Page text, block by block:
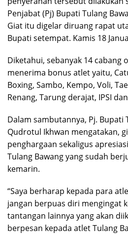
Penjabat (Pj) Bupati Tulang
Giat itu digelar diruang rapat
Bupati setempat. Kamis 18
Diketahui, sebanyak 14 cabang
menerima bonus atlet yaitu,
Boxing, Sambo, Kempo, Voli,
Renang, Tarung derajat, IPSI
Dalam sambutannya, Pj. Bupati
Qudrotul Ikhwan mengatakan,
penghargaan sekaligus
Tulang Bawang yang sudah
kemarin.
“Saya berharap kepada para
jangan berpuas diri mengingat
tantangan lainnya yang akan
berpesan kepada atlet Tulang